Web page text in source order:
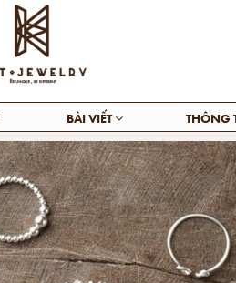
BÀI VIẾT THÔNG